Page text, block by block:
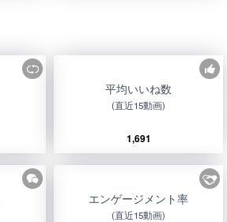
平均いいね数
(直近15動画)
1,691
エンゲージメント率
(直近15動画)